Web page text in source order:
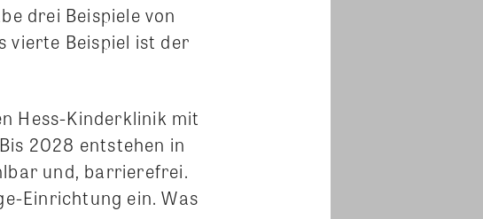
drei Beispiele von
vierte Beispiel ist der
Hess-Kinderklinik mit
2028 entstehen in
und, barrierefrei.
Einrichtung ein. Was